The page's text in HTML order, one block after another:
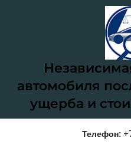
автомобиля
ущерба и
Телефон: